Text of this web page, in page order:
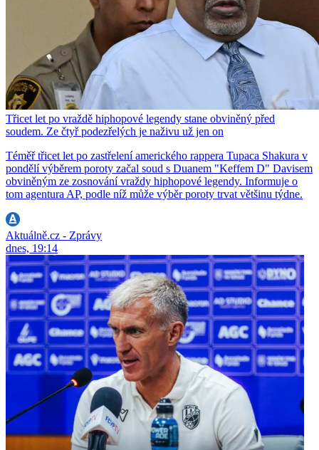
Třicet let po vraždě hiphopové legendy stane obviněný před
soudem. Ze čtyř podezřelých je naživu už jen on
Téměř třicet let po zastřelení amerického rappera Tupaca Shakura v
pondělí výběrem poroty začal soud s Duanem "Keffem D" Davisem
obviněným ze zosnování vraždy hiphopové legendy. Informuje o
tom agentura AP, podle níž může výběr poroty trvat většinu týdne.
Aktuálně.cz - Zprávy
dnes, 19:14